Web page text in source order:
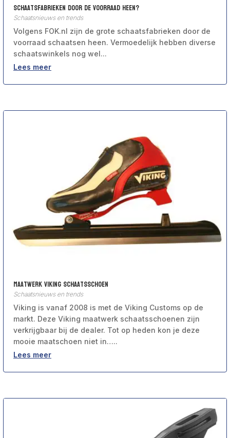
Schaatsfabrieken door de voorraad heen?
Schaatsnieuws en trends
Volgens FOK.nl zijn de grote schaatsfabrieken door de
voorraad schaatsen heen. Vermoedelijk hebben diverse
schaatswinkels nog wel...
Lees meer
Maatwerk viking schaatsschoen
Schaatsnieuws en trends
Viking is vanaf 2008 is met de Viking Customs op de
markt. Deze Viking maatwerk schaatsschoenen zijn
verkrijgbaar bij de dealer. Tot op heden kon je deze
mooie maatschoen niet in…..
Lees meer